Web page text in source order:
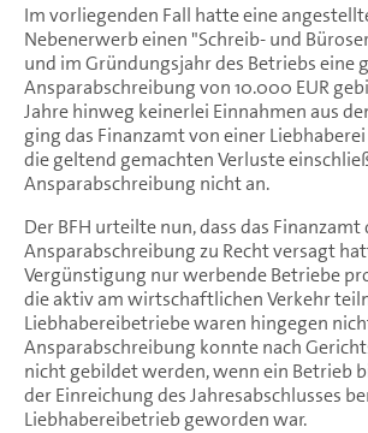
Im vorliegenden Fall hatte eine
Nebenerwerb einen "Schreib- und
und im Gründungsjahr des Betriebs eine
Ansparabschreibung von 10.000 EUR
Jahre hinweg keinerlei Einnahmen aus
ging das Finanzamt von einer
die geltend gemachten Verluste
Ansparabschreibung nicht an.
Der BFH urteilte nun, dass das Finanzamt
Ansparabschreibung zu Recht versagt
Vergünstigung nur werbende Betriebe
die aktiv am wirtschaftlichen Verkehr
Liebhabereibetriebe waren hingegen
Ansparabschreibung konnte nach
nicht gebildet werden, wenn ein Betrieb
der Einreichung des Jahresabschlusses
Liebhabereibetrieb geworden war.